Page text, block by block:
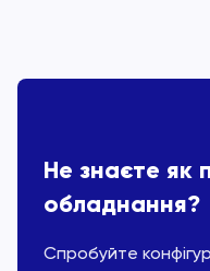
Не знаєте як
обладнання?
Спробуйте